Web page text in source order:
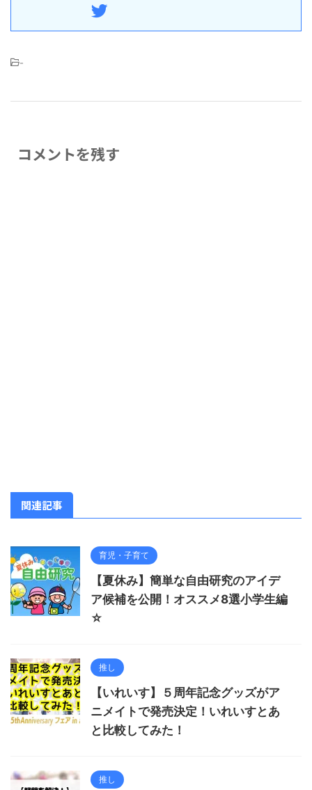
-
コメントを残す
関連記事
育児・子育て
【夏休み】簡単な自由研究のアイデ
ア候補を公開！オススメ8選小学生編
☆
推し
【いれいす】５周年記念グッズがア
ニメイトで発売決定！いれいすとあ
と比較してみた！
推し